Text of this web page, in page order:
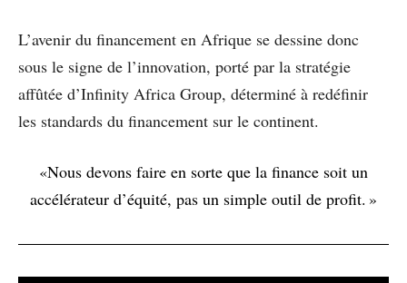
L’avenir du financement en Afrique se dessine donc
sous le signe de l’innovation, porté par la stratégie
affûtée d’Infinity Africa Group, déterminé à redéfinir
les standards du financement sur le continent.
«Nous devons faire en sorte que la finance soit un
accélérateur d’équité, pas un simple outil de profit. »